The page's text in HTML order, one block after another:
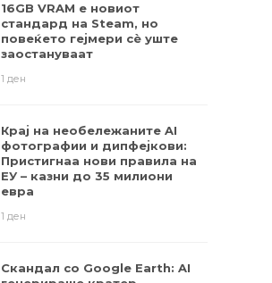
16GB VRAM е новиот
стандард на Steam, но
повеќето гејмери ​​сè уште
заостануваат
1 ден
Крај на необележаните AI
фотографии и дипфејкови:
Пристигнаа нови правила на
ЕУ – казни до 35 милиони
евра
1 ден
Скандал со Google Earth: AI